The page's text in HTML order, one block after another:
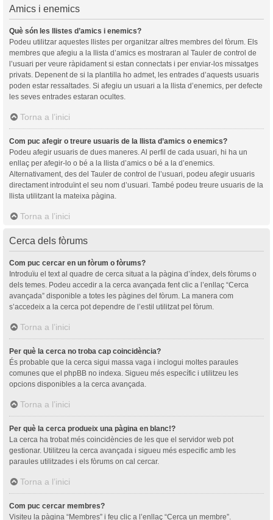
Amics i enemics
Què són les llistes d’amics i enemics?
Podeu utilitzar aquestes llistes per organitzar altres membres del fòrum. Els
membres que afegiu a la llista d’amics es mostraran al Tauler de control de
l’usuari per veure ràpidament si estan connectats i per enviar-los missatges
privats. Depenent de si la plantilla ho admet, les entrades d’aquests usuaris
poden estar ressaltades. Si afegiu un usuari a la llista d’enemics, per defecte
les seves entrades estaran ocultes.
Torna a l’inici
Com puc afegir o treure usuaris de la llista d’amics o enemics?
Podeu afegir usuaris de dues maneres. Al perfil de cada usuari, hi ha un
enllaç per afegir-lo o bé a la llista d’amics o bé a la d’enemics.
Alternativament, des del Tauler de control de l’usuari, podeu afegir usuaris
directament introduïnt el seu nom d’usuari. També podeu treure usuaris de la
llista utilitzant la mateixa pàgina.
Torna a l’inici
Cerca dels fòrums
Com puc cercar en un fòrum o fòrums?
Introduïu el text al quadre de cerca situat a la pàgina d’índex, dels fòrums o
dels temes. Podeu accedir a la cerca avançada fent clic a l’enllaç “Cerca
avançada” disponible a totes les pàgines del fòrum. La manera com
s’accedeix a la cerca pot dependre de l’estil utilitzat pel fòrum.
Torna a l’inici
Per què la cerca no troba cap coincidència?
És probable que la cerca sigui massa vaga i inclogui moltes paraules
comunes que el phpBB no indexa. Sigueu més específic i utilitzeu les
opcions disponibles a la cerca avançada.
Torna a l’inici
Per què la cerca produeix una pàgina en blanc!?
La cerca ha trobat més coincidències de les que el servidor web pot
gestionar. Utilitzeu la cerca avançada i sigueu més especific amb les
paraules utilitzades i els fòrums on cal cercar.
Torna a l’inici
Com puc cercar membres?
Visiteu la pàgina “Membres” i feu clic a l’enllaç “Cerca un membre”.